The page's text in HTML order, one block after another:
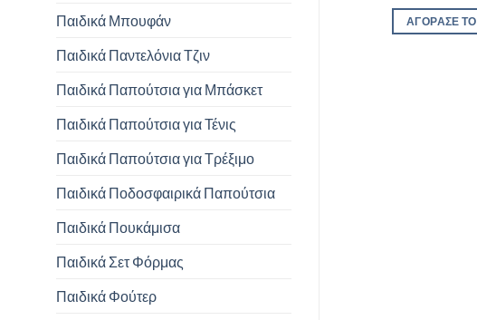
Παιδικά Μπουφάν
Παιδικά Παντελόνια Τζιν
Παιδικά Παπούτσια για Μπάσκετ
Παιδικά Παπούτσια για Τένις
Παιδικά Παπούτσια για Τρέξιμο
Παιδικά Ποδοσφαιρικά Παπούτσια
Παιδικά Πουκάμισα
Παιδικά Σετ Φόρμας
Παιδικά Φούτερ
ΑΓΟΡΑΣΕ ΤΟ